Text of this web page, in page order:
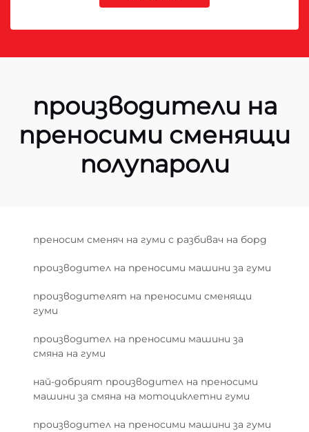
производители на
преносими сменящи
полупароли
преносим сменяч на гуми с разбивач на борд
производител на преносими машини за гуми
производителят на преносими сменящи
гуми
производител на преносими машини за
смяна на гуми
най-добрият производител на преносими
машини за смяна на мотоциклетни гуми
производител на преносими машини за гуми